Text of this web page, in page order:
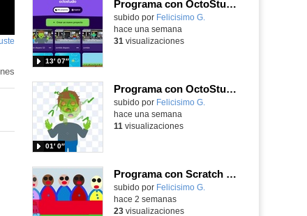
pantalla
Programa con OctoStudio, un juego de disparos contra Zombies con un cargador basado en el House of the dead
Contenido educativo.
subido por Felicisimo G.
13′ 07″
hace una semana
31 visualizaciones
Programa con OctoStudio, un juego homenajeando al House of the dead con Zombies
Contenido educativo.
subido por Felicisimo G.
01′ 0″
hace una semana
11 visualizaciones
Programa con Scratch Jr una barrera que se desplaza para dar sensación de movimiento
Contenido educativo.
subido por Felicisimo G.
hace 2 semanas
23visualizaciones